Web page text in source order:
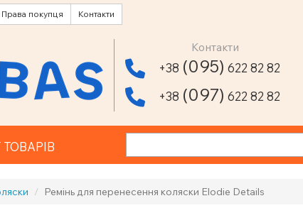
Права покупця Контакти
Контакти
+38 (095) 622 82 82
+38 (097) 622 82 82
Ремінь для перенесення коляски Elodie Details